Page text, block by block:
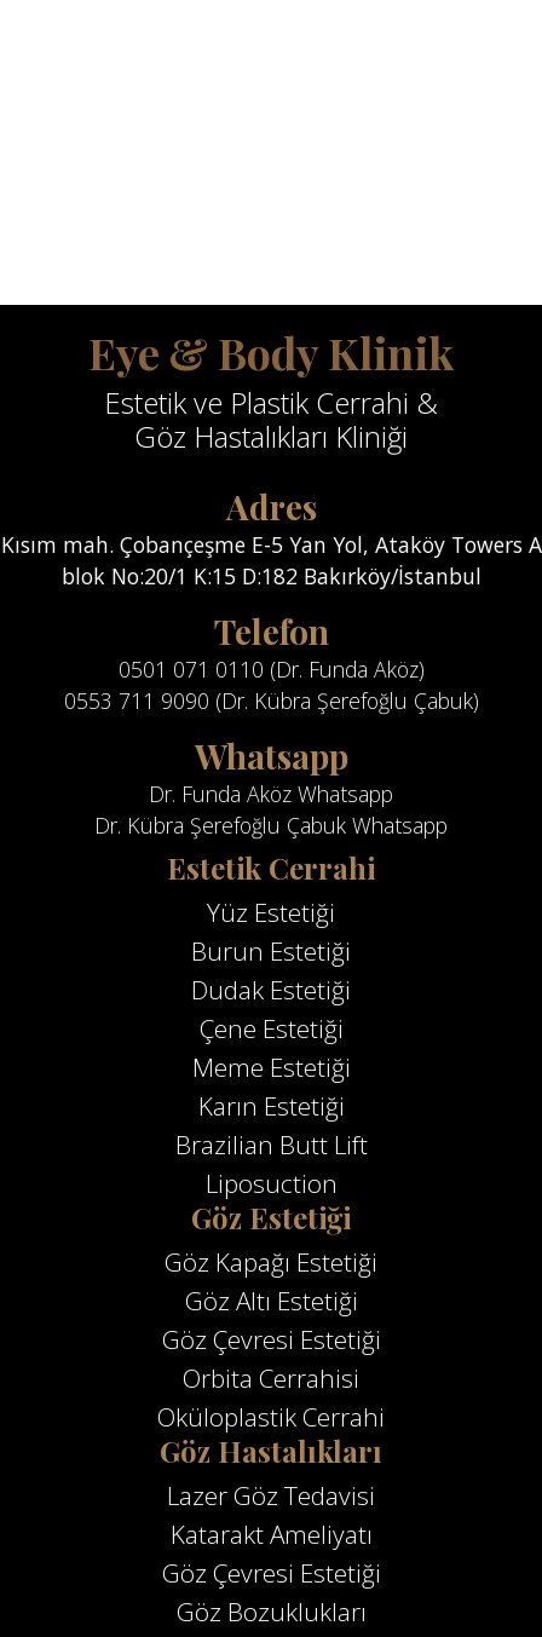
Eye & Body Klinik
Estetik ve Plastik Cerrahi &
Göz Hastalıkları Kliniği
Adres
Kısım mah. Çobançeşme E-5 Yan Yol, Ataköy Towers A
blok No:20/1 K:15 D:182 Bakırköy/İstanbul
Telefon
0501 071 0110 (Dr. Funda Aköz)
0553 711 9090 (Dr. Kübra Şerefoğlu Çabuk)
Whatsapp
Dr. Funda Aköz Whatsapp
Dr. Kübra Şerefoğlu Çabuk Whatsapp
Estetik Cerrahi
Yüz Estetiği
Burun Estetiği
Dudak Estetiği
Çene Estetiği
Meme Estetiği
Karın Estetiği
Brazilian Butt Lift
Liposuction
Göz Estetiği
Göz Kapağı Estetiği
Göz Altı Estetiği
Göz Çevresi Estetiği
Orbita Cerrahisi
Oküloplastik Cerrahi
Göz Hastalıkları
Lazer Göz Tedavisi
Katarakt Ameliyatı
Göz Çevresi Estetiği
Göz Bozuklukları